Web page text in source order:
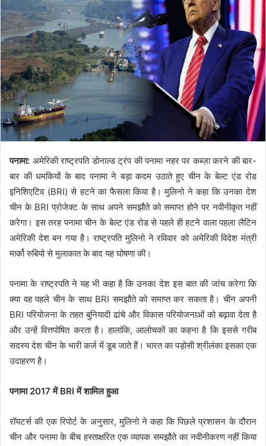
पनामा: अमेरिकी राष्ट्रपति डोनाल्ड ट्रंप की पनामा नहर पर कब्ज़ा करने की बार-
बार की धमकियों के बाद पनामा ने बड़ा कदम उठाते हुए चीन के बेल्ट एंड रोड
इनिशिएटिव (BRI) से हटने का फैसला किया है। मुलिनो ने कहा कि उनका देश
चीन के BRI प्रोजेक्ट के साथ अपने समझौते को समाप्त होने पर नवीनीकृत नहीं
करेगा। इस तरह पनामा चीन के बेल्ट एंड रोड से पहले ही हटने वाला पहला लैटिन
अमेरिकी देश बन गया है। राष्ट्रपति मुलिनो ने रविवार को अमेरिकी विदेश मंत्री
मार्को रुबियो से मुलाकात के बाद यह घोषणा की।
पनामा के राष्ट्रपति ने यह भी कहा है कि उनका देश इस बात की जांच करेगा कि
क्या वह पहले चीन के साथ BRI समझौते को समाप्त कर सकता है। चीन अपनी
BRI परियोजना के तहत बुनियादी ढांचे और विकास परियोजनाओं को बढ़ावा देता है
और उन्हें वित्तपोषित करता है। हालांकि, आलोचकों का कहना है कि इससे गरीब
सदस्य देश चीन के भारी कर्ज में डूब जाते हैं। भारत का पड़ोसी श्रीलंका इसका एक
उदाहरण है।
पनामा 2017 में BRI में शामिल हुआ
रॉयटर्स की एक रिपोर्ट के अनुसार, मुलिनो ने कहा कि पिछले प्रशासन के दौरान
चीन और पनामा के बीच हस्ताक्षरित एक व्यापक समझौते का नवीनीकरण नहीं किया